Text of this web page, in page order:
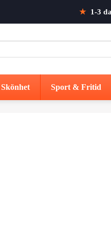
★ 1-3
Skönhet Sport & Fritid